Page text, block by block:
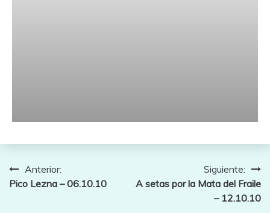
Navegación
Anterior:
Pico Lezna – 06.10.10
Siguiente:
A setas por la Mata del Fraile
– 12.10.10